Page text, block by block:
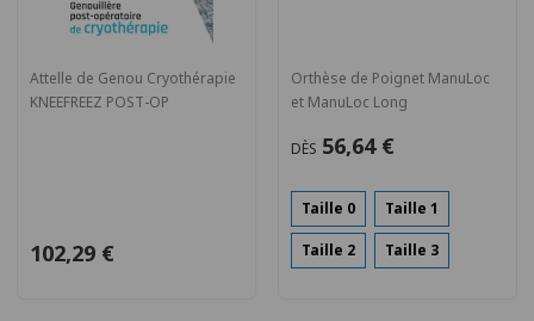
Attelle de Genou Cryothérapie
KNEEFREEZ POST-OP
102,29 €
Orthèse de Poignet ManuLoc
et ManuLoc Long
DÈS 56,64 €
Taille 0 Taille 1
Taille 2 Taille 3